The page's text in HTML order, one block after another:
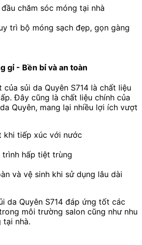
chăm sóc móng tại nhà
trì bộ móng sạch đẹp, gọn gàng
gỉ - Bền bỉ và an toàn
sủi da Quyên S714 là chất liệu
Đây cũng là chất liệu chính của
Quyên, mang lại nhiều lợi ích vượt
khi tiếp xúc với nước
trình hấp tiệt trùng
và vệ sinh khi sử dụng lâu dài
da Quyên S714 đáp ứng tốt các
môi trường salon cũng như nhu
tại nhà.